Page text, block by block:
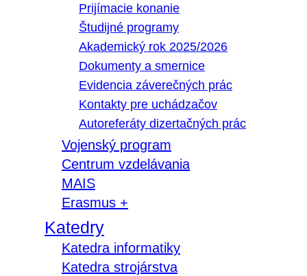
Prijímacie konanie
Študijné programy
Akademický rok 2025/2026
Dokumenty a smernice
Evidencia záverečných prác
Kontakty pre uchádzačov
Autoreferáty dizertačných prác
Vojenský program
Centrum vzdelávania
MAIS
Erasmus +
Katedry
Katedra informatiky
Katedra strojárstva